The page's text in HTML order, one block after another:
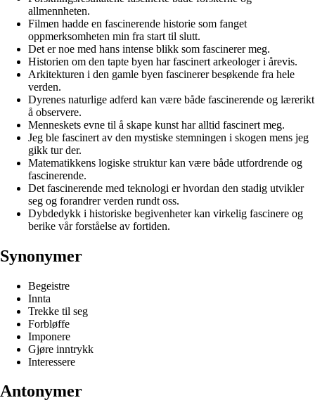
allmennheten.
Filmen hadde en fascinerende historie som fanget
oppmerksomheten min fra start til slutt.
Det er noe med hans intense blikk som fascinerer meg.
Historien om den tapte byen har fascinert arkeologer i årevis.
Arkitekturen i den gamle byen fascinerer besøkende fra hele
verden.
Dyrenes naturlige adferd kan være både fascinerende og lærerikt
å observere.
Menneskets evne til å skape kunst har alltid fascinert meg.
Jeg ble fascinert av den mystiske stemningen i skogen mens jeg
gikk tur der.
Matematikkens logiske struktur kan være både utfordrende og
fascinerende.
Det fascinerende med teknologi er hvordan den stadig utvikler
seg og forandrer verden rundt oss.
Dybdedykk i historiske begivenheter kan virkelig fascinere og
berike vår forståelse av fortiden.
Synonymer
Begeistre
Innta
Trekke til seg
Forbløffe
Imponere
Gjøre inntrykk
Interessere
Antonymer